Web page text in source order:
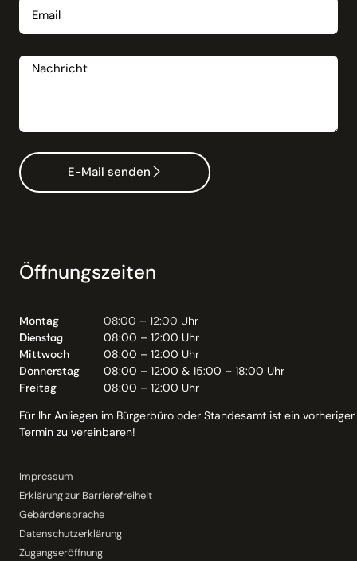
E-Mail senden
Öffnungszeiten
Montag
08:00 – 12:00 Uhr
Dienstag
08:00 – 12:00 Uhr
Mittwoch
08:00 – 12:00 Uhr
Donnerstag
08:00 – 12:00 & 15:00 – 18:00 Uhr
Freitag
08:00 – 12:00 Uhr
Für Ihr Anliegen im Bürgerbüro oder Standesamt ist ein vorheriger
Termin zu vereinbaren!
Impressum
Erklärung zur Barrierefreiheit
Gebärdensprache
Datenschutzerklärung
Zugangseröffnung